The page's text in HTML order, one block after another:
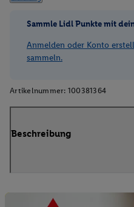
Sammle Lidl Punkte mit
Anmelden oder Konto
sammeln.
Artikelnummer: 100381364
Beschreibung